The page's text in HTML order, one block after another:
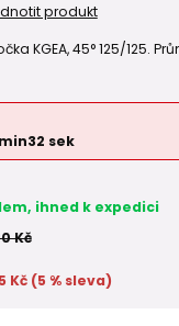
produkt
KGEA, 45° 125/125.
min32 sek
ihned k expedici
Kč
Kč (5 % sleva)